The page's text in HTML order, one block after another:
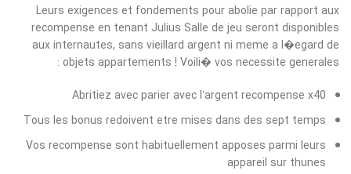
Leurs exigences et fondements pour abolie par rapport aux
recompense en tenant Julius Salle de jeu seront disponibles
aux internautes, sans vieillard argent ni meme a l�egard de
objets appartements ! Voili� vos necessite generales :
Abritiez avec parier avec l’argent recompense x40
Tous les bonus redoivent etre mises dans des sept temps
Vos recompense sont habituellement apposes parmi leurs
appareil sur thunes